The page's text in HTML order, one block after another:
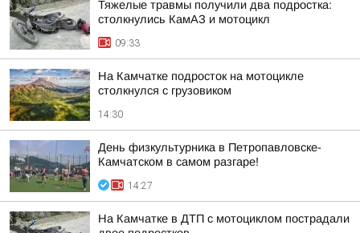
Тяжелые травмы получили два подростка:
столкнулись КамАЗ и мотоцикл
09:33
На Камчатке подросток на мотоцикле
столкнулся с грузовиком
14:30
День физкультурника в Петропавловске-
Камчатском в самом разгаре!
14:27
На Камчатке в ДТП с мотоциклом пострадали